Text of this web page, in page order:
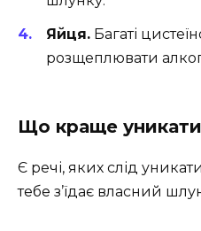
Яйця. Багаті
розщеплювати
Що краще уникати
Є речі, яких слід
тебе з’їдає власний